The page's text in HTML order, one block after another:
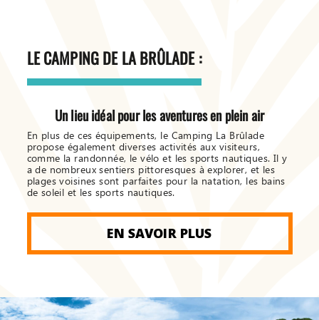
LE CAMPING DE LA BRÛLADE :
Un lieu idéal pour les aventures en plein air
En plus de ces équipements, le Camping La Brûlade
propose également diverses activités aux visiteurs,
comme la randonnée, le vélo et les sports nautiques. Il y
a de nombreux sentiers pittoresques à explorer, et les
plages voisines sont parfaites pour la natation, les bains
de soleil et les sports nautiques.
EN SAVOIR PLUS